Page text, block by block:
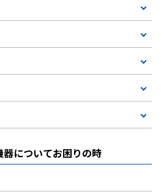
についてお困りの時